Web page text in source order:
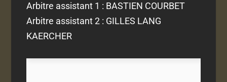
Arbitre assistant 1 : BASTIEN COURBET
Arbitre assistant 2 : GILLES LANG
KAERCHER